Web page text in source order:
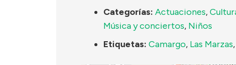
Categorías: Actuaciones,
Música y conciertos, Niños
Etiquetas: Camargo, Las Marzas,